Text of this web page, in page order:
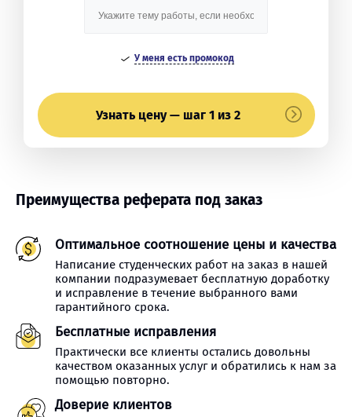
У меня есть промокод
Узнать цену — шаг 1 из 2
Преимущества реферата под заказ
Оптимальное соотношение цены и качества
Написание студенческих работ на заказ в нашей
компании подразумевает бесплатную доработку
и исправление в течение выбранного вами
гарантийного срока.
Бесплатные исправления
Практически все клиенты остались довольны
качеством оказанных услуг и обратились к нам за
помощью повторно.
Доверие клиентов